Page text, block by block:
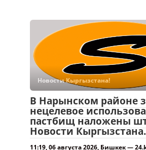
Новости Кыргызстана!
В Нарынском районе
нецелевое
пастбищ наложены
Новости Кыргызстана.
11:19, 06 августа 2026, Бишкек —